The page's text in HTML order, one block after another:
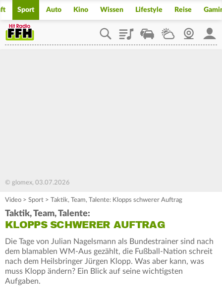
Sport Auto Kino Wissen Lifestyle Reise
PlaylistStaupilotWetterWebcam
© glomex, 03.07.2026
Video > Sport > Taktik, Team, Talente: Klopps schwerer Auftrag
Taktik, Team, Talente:
KLOPPS SCHWERER AUFTRAG
Die Tage von Julian Nagelsmann als Bundestrainer sind nach
dem blamablen WM-Aus gezählt, die Fußball-Nation schreit
nach dem Heilsbringer Jürgen Klopp. Was aber kann, was
muss Klopp ändern? Ein Blick auf seine wichtigsten
Aufgaben.